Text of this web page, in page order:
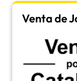
Venta de